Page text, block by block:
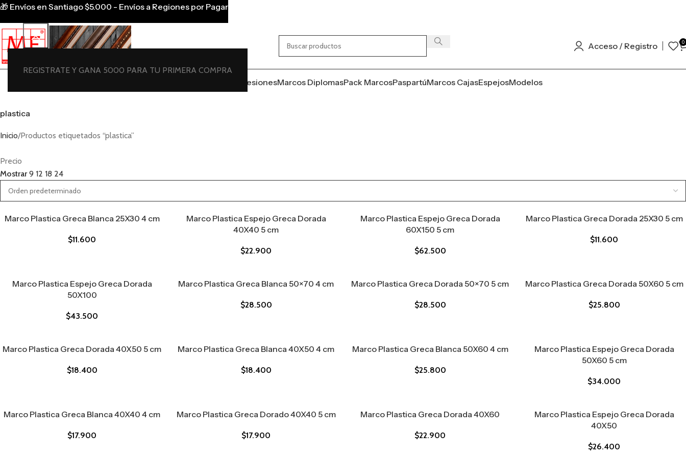
REGISTRATE Y GANA 5000 PARA TU PRIMERA COMPRA
Acceso / Registro 0
ImpresionesMarcos DiplomasPack MarcosPaspartúMarcos CajasEspejosModelos
plastica
Inicio Productos etiquetados “plastica”
Precio
Mostrar9 12 18 24
Marco Plastica Greca Blanca 25X30 4 cm
$11.600
Marco Plastica Espejo Greca Dorada
40X40 5 cm
$22.900
Marco Plastica Espejo Greca Dorada
60X150 5 cm
$62.500
Marco Plastica Greca Dorada 25X30 5 cm
$11.600
Marco Plastica Espejo Greca Dorada
50X100
$43.500
Marco Plastica Greca Blanca 50×70 4 cm
$28.500
Marco Plastica Greca Dorada 50×70 5 cm
$28.500
Marco Plastica Greca Dorada 50X60 5 cm
$25.800
Marco Plastica Greca Dorada 40X50 5 cm
$18.400
Marco Plastica Greca Blanca 40X50 4 cm
$18.400
Marco Plastica Greca Blanca 50X60 4 cm
$25.800
Marco Plastica Espejo Greca Dorada
50X60 5 cm
$34.000
Marco Plastica Greca Blanca 40X40 4 cm
$17.900
Marco Plastica Greca Dorado 40X40 5 cm
$17.900
Marco Plastica Greca Dorada 40X60
$22.900
Marco Plastica Espejo Greca Dorada
40X50
$26.400
🎁 Envíos en Santiago $5.000 - Envíos a Regiones por Pagar